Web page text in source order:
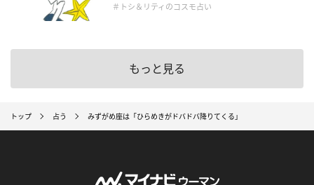
＃トシ＆リティのコスモ占い
もっと見る
トップ 占う みずがめ座は「ひらめきがドバドバ降りてくる」